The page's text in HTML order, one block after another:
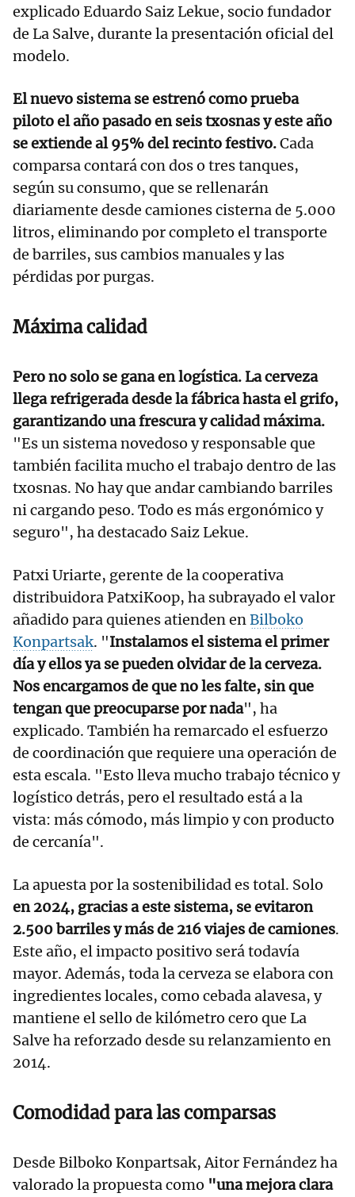
explicado Eduardo Saiz Lekue, socio fundador
de La Salve, durante la presentación oficial del
modelo.
El nuevo sistema se estrenó como prueba
piloto el año pasado en seis txosnas y este año
se extiende al 95% del recinto festivo.Cada
comparsa contará con dos o tres tanques,
según su consumo, que se rellenarán
diariamente desde camiones cisterna de 5.000
litros, eliminando por completo el transporte
de barriles, sus cambios manuales y las
pérdidas por purgas.
Máxima calidad
Pero no solo se gana en logística. La cerveza
llega refrigerada desde la fábrica hasta el grifo,
garantizando una frescura y calidad máxima.
"Es un sistema novedoso y responsable que
también facilita mucho el trabajo dentro de las
txosnas. No hay que andar cambiando barriles
ni cargando peso. Todo es más ergonómico y
seguro", ha destacado Saiz Lekue.
Patxi Uriarte, gerente de la cooperativa
distribuidora PatxiKoop, ha subrayado el valor
añadido para quienes atienden enBilboko
Konpartsak. "Instalamos el sistema el primer
día y ellos ya se pueden olvidar de la cerveza.
Nos encargamos de que no les falte, sin que
tengan que preocuparse por nada", ha
explicado. También ha remarcado el esfuerzo
de coordinación que requiere una operación de
esta escala. "Esto lleva mucho trabajo técnico y
logístico detrás, pero el resultado está a la
vista: más cómodo, más limpio y con producto
de cercanía".
La apuesta por la sostenibilidad es total. Solo
en 2024, gracias a este sistema, se evitaron
2.500 barriles y más de 216 viajes de camiones.
Este año, el impacto positivo será todavía
mayor. Además, toda la cerveza se elabora con
ingredientes locales, como cebada alavesa, y
mantiene el sello de kilómetro cero que La
Salve ha reforzado desde su relanzamiento en
2014.
Comodidad para las comparsas
Desde Bilboko Konpartsak, Aitor Fernández ha
valorado la propuesta como "una mejora clara